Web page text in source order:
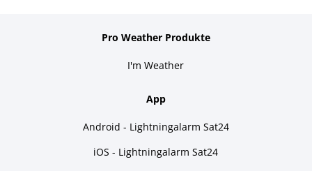
Pro Weather Produkte
I'm Weather
App
Android - Lightningalarm Sat24
iOS - Lightningalarm Sat24